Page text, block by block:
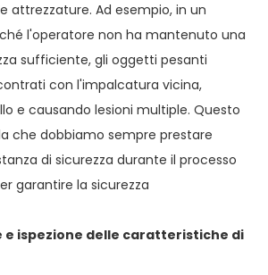
attrezzature. Ad esempio, in un
l'operatore non ha mantenuto una
sufficiente, gli oggetti pesanti
con l'impalcatura vicina,
e causando lesioni multiple. Questo
che dobbiamo sempre prestare
di sicurezza durante il processo
garantire la sicurezza
e ispezione delle caratteristiche di